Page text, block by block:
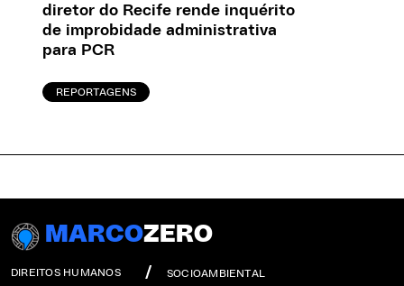
diretor do Recife rende inquérito
de improbidade administrativa
para PCR
REPORTAGENS
MARCOZERO
DIREITOS HUMANOS SOCIOAMBIENTAL